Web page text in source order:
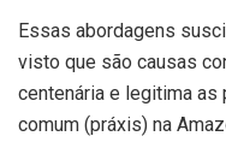
Essas abordagens
visto que são causas
centenária e legitima
comum (práxis) na